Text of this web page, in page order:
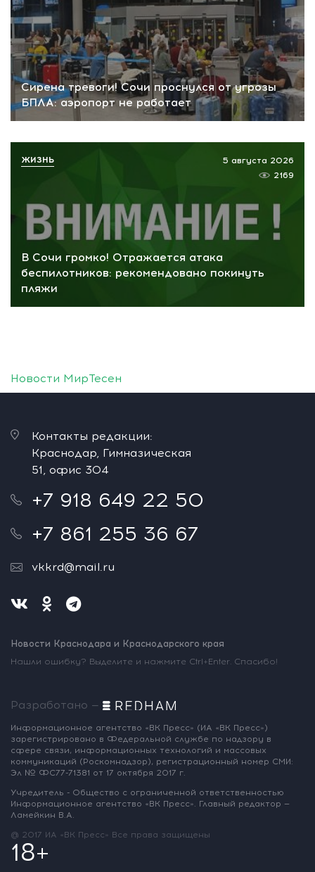
Сирена тревоги! Сочи проснулся от угрозы
БПЛА: аэропорт не работает
В Сочи громко! Отражается атака
беспилотников: рекомендовано покинуть
пляжи
5 августа 2026
2169
ЖИЗНЬ
Новости МирТесен
Контакты редакции:
Краснодар, Гимназическая
51, офис 304
+7 918 649 22 50
+7 861 255 36 67
vkkrd@mail.ru
Новости Краснодара и Краснодарского края
Нашли ошибку? Выделите и нажмите Ctrl+Enter. Спасибо!
Разработано —
Информационное агентство «ВК Пресс» (ИА «ВК Пресс»)
зарегистрировано в Федеральной службе по надзору в
сфере связи, информационных технологий и массовых
коммуникаций (Роскомнадзор), регистрационный номер СМИ:
Эл № ФС77-71381 от 17 октября 2017 г.
Учредитель - Общество с ограниченной ответственностью
Информационное агентство «ВК Пресс». Главный редактор —
Ламейкин В.А.
@ 2017 ИА «ВК Пресс» Все права защищены
18+